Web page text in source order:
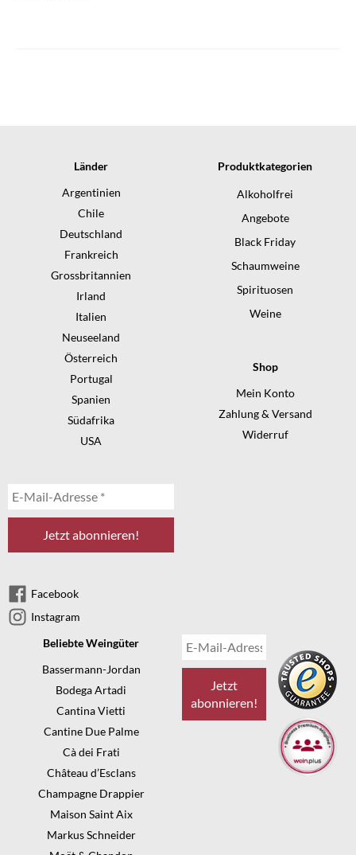
Länder
Argentinien
Chile
Deutschland
Frankreich
Grossbritannien
Irland
Italien
Neuseeland
Österreich
Portugal
Spanien
Südafrika
USA
Facebook
Instagram
Produktkategorien
Alkoholfrei
Angebote
Black Friday
Schaumweine
Spirituosen
Weine
Shop
Mein Konto
Zahlung & Versand
Widerruf
Beliebte Weingüter
Bassermann-Jordan
Bodega Artadi
Cantina Vietti
Cantine Due Palme
Cà dei Frati
Château d’Esclans
Champagne Drappier
Maison Saint Aix
Markus Schneider